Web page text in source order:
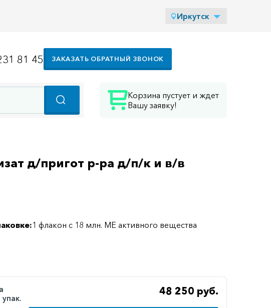
Иркутск
Корзина пустует и ждет
Вашу заявку!
81 45 ЗАКАЗАТЬ ОБРАТНЫЙ ЗВОНОК
д/пригот р-ра д/п/к и в/в
1 флакон с 18 млн. МЕ активного вещества
упак.
48 250 руб.